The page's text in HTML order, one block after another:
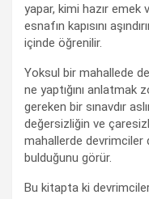
yapar, kimi hazır emek
esnafın kapısını
içinde öğrenilir.
Yoksul bir mahallede
ne yaptığını anlatmak
gereken bir sınavdır
değersizliğin ve
mahallerde devrimciler
bulduğunu görür.
Bu kitapta ki